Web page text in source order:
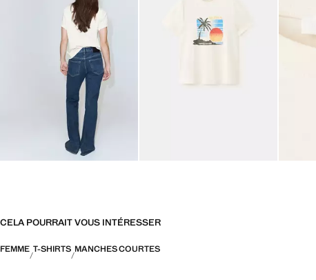
CELA POURRAIT VOUS INTÉRESSER
FEMME T-SHIRTS MANCHES COURTES